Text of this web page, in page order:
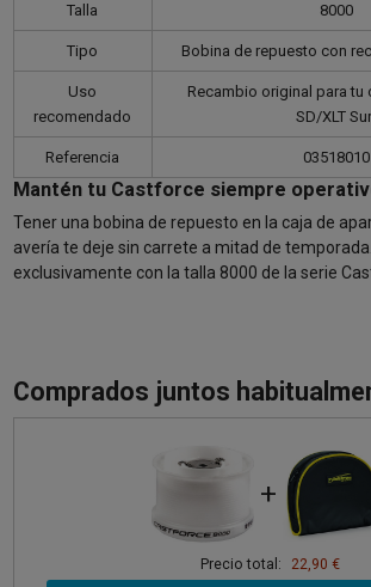
Talla 8000
Tipo Bobina de repuesto con
Uso
recomendado
Recambio original para tu
SD/XLT
Referencia 03518010
Mantén tu Castforce siempre
Tener una bobina de repuesto en la caja de
avería te deje sin carrete a mitad de
exclusivamente con la talla 8000 de la serie
Comprados juntos
+
Precio total: 22,90 €